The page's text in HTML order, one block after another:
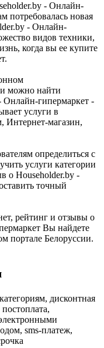
- Онлайн-
потребовалась новая
- Онлайн-
видов техники,
когда вы ее купите
можно найти
Онлайн-гипермаркет -
услуги в
Интернет-магазин,
определиться с
услуги категории
о Householder.by -
точный
рейтинг и отзывы о
Вы найдете
портале Белоруссии.
дисконтная
sms-платеж,